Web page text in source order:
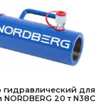
для
20 т N38C